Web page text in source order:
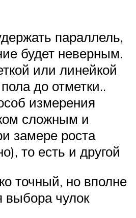
параллель,
будет неверным.
или линейкой
до отметки..
измерения
сложным и
замере роста
то есть и другой
точный, но вполне
выбора чулок